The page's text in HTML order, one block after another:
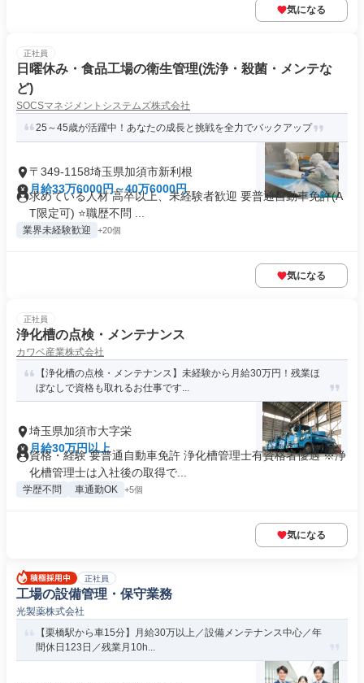
気になる
正社員
日曜休み・食品工場の衛生管理(洗浄・殺菌・メンテな
ど)
SOCSマネジメントシステムズ株式会社
25～45歳が活躍中！あなたの成長と挑戦を全力でバックアップ
〒349-1158埼玉県加須市新利根
月給33万6000円～40万6000円
求めている人材 高卒以上、未経験者歓迎 要普通自動車免許(A
T限定可) ⭐職歴不問 ...
業界未経験歓迎 +20個
気になる
正社員
浄化槽の点検・メンテナンス
カワベ産業株式会社
【浄化槽の点検・メンテナンス】未経験から月給30万円！残業ほ
ぼなしで資格も取れるお仕事です...
埼玉県加須市大字栄
月給30万円以上
資格・経験 要普通自動車免許 浄化槽管理士有資格者優遇 ※浄
化槽管理士は入社後の取得で...
学歴不問 車通勤OK +5個
気になる
正社員
工場の設備管理・保守業務
光製薬株式会社
【栗橋駅から車15分】月給30万以上／設備メンテナンス中心／年
間休日123日／残業月10h...